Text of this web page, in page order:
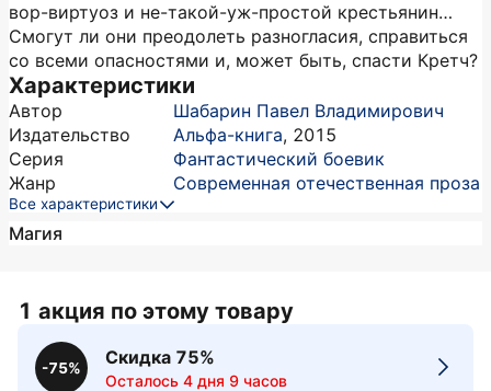
вор-виртуоз и не-такой-уж-простой крестьянин…
Смогут ли они преодолеть разногласия, справиться
со всеми опасностями и, может быть, спасти Кретч?
Характеристики
Автор
Шабарин Павел Владимирович
Издательство
Альфа-книга, 2015
Серия
Фантастический боевик
Жанр
Современная отечественная проза
Все характеристики
Магия
1 акция по этому товару
-75%
Скидка 75%
Осталось 4 дня 9 часов